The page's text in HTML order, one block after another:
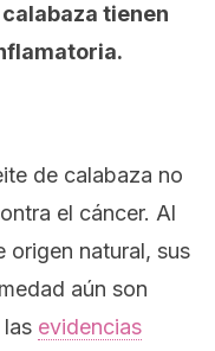
tienen
de calabaza no
el cáncer. Al
origen natural, sus
aún son
evidencias